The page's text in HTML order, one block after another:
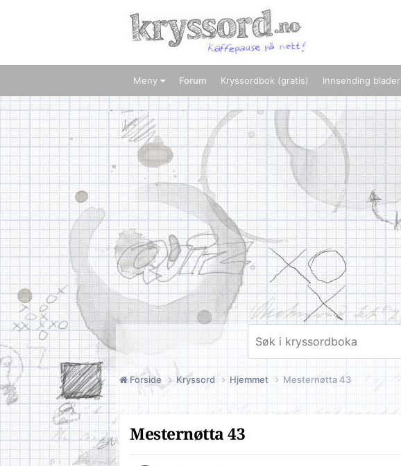
Meny Forum Kryssordbok (gratis) Innsending blader
Forside Kryssord Hjemmet Mesternøtta 43
Mesternøtta 43